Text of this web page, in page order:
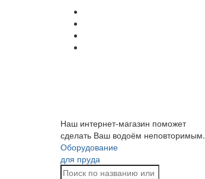
Наш интернет-магазин поможет
сделать Ваш водоём неповторимым.
Оборудование
для пруда